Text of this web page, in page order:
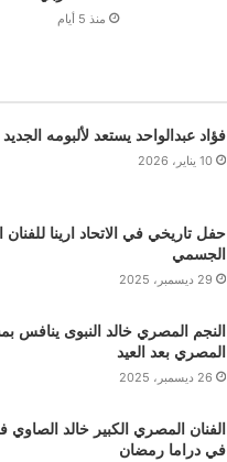
منذ 5 أيام
فؤاد عبدالواحد يستعد لألبومه الجديد
10 يناير، 2026
حفل تاريخي في الاتحاد ارينا
الجسمي
29 ديسمبر، 2025
النجم المصري خالد النبوى ينافس
المصري بعد العيد
26 ديسمبر، 2025
الفنان المصري الكبير خالد الصاوي
في دراما رمضان